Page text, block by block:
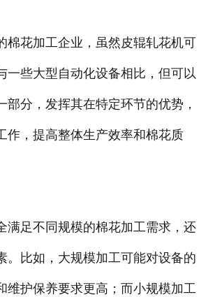
花加工企业，虽然皮辊轧花机可
一些大型自动化设备相比，但可以
部分，发挥其在特定环节的优势，
作，提高整体生产效率和棉花质
足不同规模的棉花加工需求，还
。比如，大规模加工可能对设备的
维护保养要求更高；而小规模加工